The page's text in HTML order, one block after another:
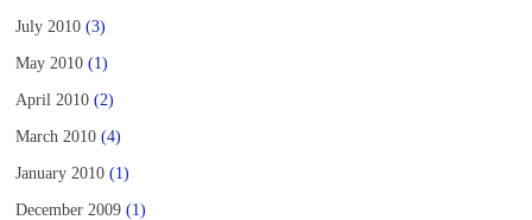
July 2010 (3)
May 2010 (1)
April 2010 (2)
March 2010 (4)
January 2010 (1)
December 2009 (1)